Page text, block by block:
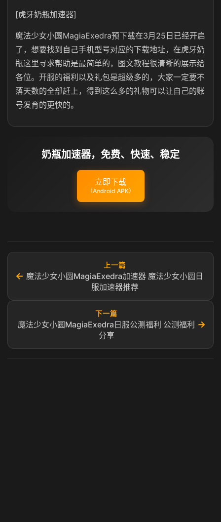
[虎牙奶瓶加速器]
魔法少女小圆MagiaExedra预下载在3月25日已经开启
了，想要找到自己手机型号对应的下载地址，在虎牙奶
瓶这里寻求帮助是最简单的，图文教程很清晰的展示给
各位。开服的福利以及礼包是超级多的，大家一定要不
落天数的全部赶上，得到这么多的礼物可以让自己的账
号发育的更快的。
奶瓶加速器，免费、快速、稳定
立即下载
（Android APK）
←
上一篇
魔法少女小圆MagiaExedra加速器 魔法少女小圆日
服加速器推荐
下一篇
魔法少女小圆MagiaExedra日服公测福利 公测福利
分享
→